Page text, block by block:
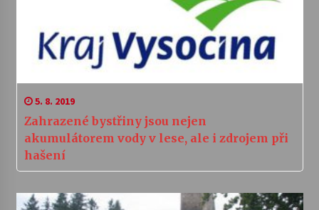
5. 8. 2019
Zahrazené bystřiny jsou nejen
akumulátorem vody v lese, ale i zdrojem při
hašení